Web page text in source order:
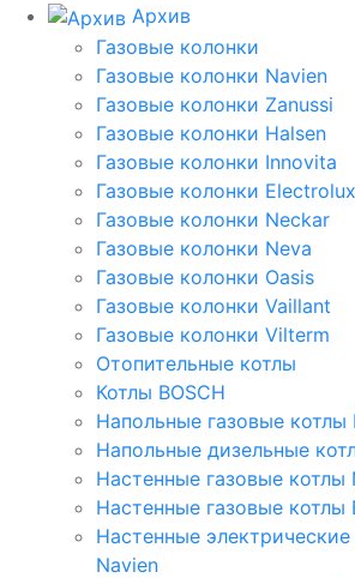
Архив
Газовые колонки
Газовые колонки Navien
Газовые колонки Zanussi
Газовые колонки Halsen
Газовые колонки Innovita
Газовые колонки Electrolux
Газовые колонки Neckar
Газовые колонки Neva
Газовые колонки Oasis
Газовые колонки Vaillant
Газовые колонки Vilterm
Отопительные котлы
Котлы BOSCH
Напольные газовые котлы
Напольные дизельные
Настенные газовые котлы
Настенные газовые котлы
Настенные электрические
Navien